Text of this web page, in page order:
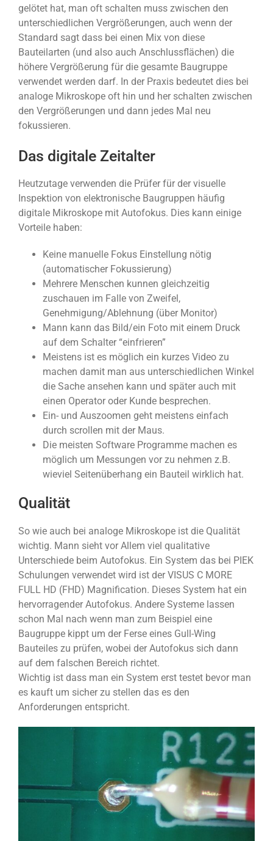
gelötet hat, man oft schalten muss zwischen den
unterschiedlichen Vergrößerungen, auch wenn der
Standard sagt dass bei einen Mix von diese
Bauteilarten (und also auch Anschlussflächen) die
höhere Vergrößerung für die gesamte Baugruppe
verwendet werden darf. In der Praxis bedeutet dies bei
analoge Mikroskope oft hin und her schalten zwischen
den Vergrößerungen und dann jedes Mal neu
fokussieren.
Das digitale Zeitalter
Heutzutage verwenden die Prüfer für der visuelle
Inspektion von elektronische Baugruppen häufig
digitale Mikroskope mit Autofokus. Dies kann einige
Vorteile haben:
Keine manuelle Fokus Einstellung nötig
(automatischer Fokussierung)
Mehrere Menschen kunnen gleichzeitig
zuschauen im Falle von Zweifel,
Genehmigung/Ablehnung (über Monitor)
Mann kann das Bild/ein Foto mit einem Druck
auf dem Schalter “einfrieren”
Meistens ist es möglich ein kurzes Video zu
machen damit man aus unterschiedlichen Winkel
die Sache ansehen kann und später auch mit
einen Operator oder Kunde besprechen.
Ein- und Auszoomen geht meistens einfach
durch scrollen mit der Maus.
Die meisten Software Programme machen es
möglich um Messungen vor zu nehmen z.B.
wieviel Seitenüberhang ein Bauteil wirklich hat.
Qualität
So wie auch bei analoge Mikroskope ist die Qualität
wichtig. Mann sieht vor Allem viel qualitative
Unterschiede beim Autofokus. Ein System das bei PIEK
Schulungen verwendet wird ist der VISUS C MORE
FULL HD (FHD) Magnification. Dieses System hat ein
hervorragender Autofokus. Andere Systeme lassen
schon Mal nach wenn man zum Beispiel eine
Baugruppe kippt um der Ferse eines Gull-Wing
Bauteiles zu prüfen, wobei der Autofokus sich dann
auf dem falschen Bereich richtet.
Wichtig ist dass man ein System erst testet bevor man
es kauft um sicher zu stellen das es den
Anforderungen entspricht.